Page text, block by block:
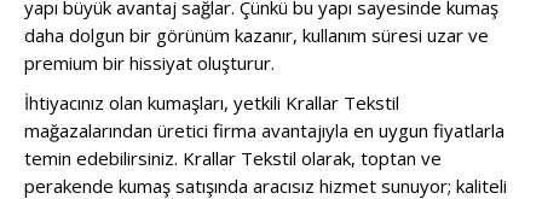
yapı büyük avantaj sağlar. Çünkü bu yapı sayesinde kumaş
daha dolgun bir görünüm kazanır, kullanım süresi uzar ve
premium bir hissiyat oluşturur.
İhtiyacınız olan kumaşları, yetkili Krallar Tekstil
mağazalarından üretici firma avantajıyla en uygun fiyatlarla
temin edebilirsiniz. Krallar Tekstil olarak, toptan ve
perakende kumaş satışında aracısız hizmet sunuyor; kaliteli